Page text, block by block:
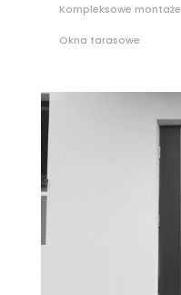
Kompleksowe montaże
Okna tarasowe